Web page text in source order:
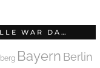
WAR DA…
Bayern Berlin